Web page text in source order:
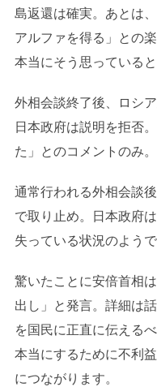
島返還は確実。あとは
アルファを得る」との
本当にそう思っている
外相会談終了後、ロシ
日本政府は説明を拒否
た」とのコメントのみ。
通常行われる外相会談
で取り止め。日本政府
失っている状況のようで
驚いたことに安倍首相
出し」と発言。詳細は
を国民に正直に伝える
本当にするために不利
につながります。